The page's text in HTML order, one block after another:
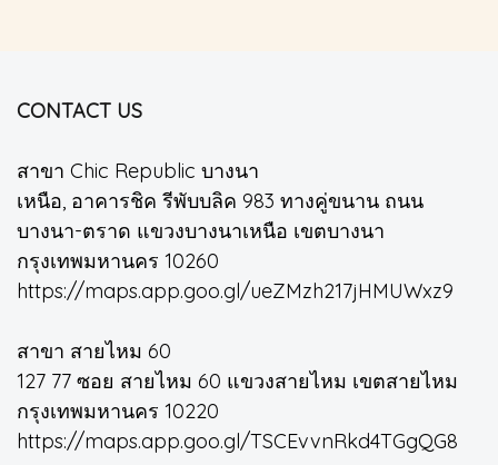
CONTACT US
สาขา Chic Republic บางนา
เหนือ, อาคารชิค รีพับบลิค 983 ทางคู่ขนาน ถนน
บางนา-ตราด แขวงบางนาเหนือ เขตบางนา
กรุงเทพมหานคร 10260
https://maps.app.goo.gl/ueZMzh217jHMUWxz9
สาขา สายไหม 60
127 77 ซอย สายไหม 60 แขวงสายไหม เขตสายไหม
กรุงเทพมหานคร 10220
https://maps.app.goo.gl/TSCEvvnRkd4TGgQG8